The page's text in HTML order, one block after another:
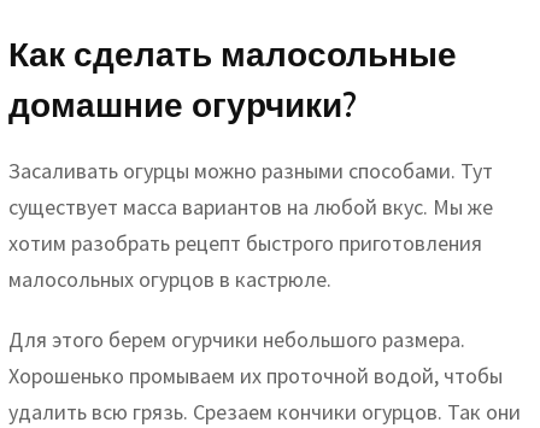
Как сделать малосольные
домашние огурчики?
Засаливать огурцы можно разными способами. Тут
существует масса вариантов на любой вкус. Мы же
хотим разобрать рецепт быстрого приготовления
малосольных огурцов в кастрюле.
Для этого берем огурчики небольшого размера.
Хорошенько промываем их проточной водой, чтобы
удалить всю грязь. Срезаем кончики огурцов. Так они